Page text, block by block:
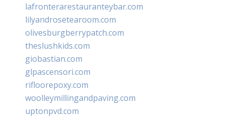
lafronterarestauranteybar.com
lilyandrosetearoom.com
olivesburgberrypatch.com
theslushkids.com
giobastian.com
glpascensori.com
rifloorepoxy.com
woolleymillingandpaving.com
uptonpvd.com